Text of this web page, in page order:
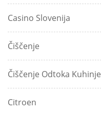
Casino Slovenija
Čiščenje
Čiščenje Odtoka Kuhinje
Citroen